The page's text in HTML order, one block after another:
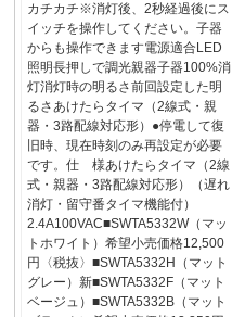
カチカチ※消灯後、2秒経過後にス
イッチを操作してください。子器
からも操作できます電源適合LED
照明長押しで調光親器子器100%消
灯消灯時の明るさ前回設定した明
るさあけたらタイマ（2線式・親
器・3路配線対応形）●停電して復
旧時、現在時刻のみ再設定が必要
です。仕 様あけたらタイマ（2線
式・親器・3路配線対応形）（遅れ
消灯・留守番タイマ機能付）
2.4A100VAC■SWTA5332W（マッ
トホワイト）希望小売価格12,500
円〈税抜〉■SWTA5332H（マット
グレー）新■SWTA5332F（マット
ベージュ）■SWTA5332B（マット